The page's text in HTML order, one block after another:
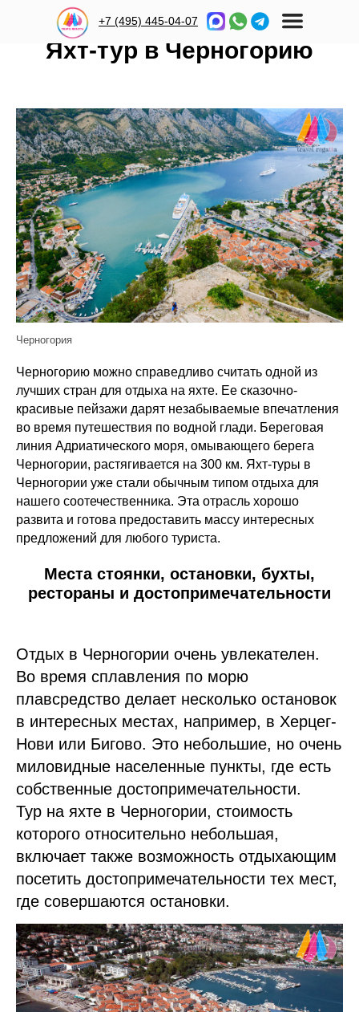
+7 (495) 445-04-07
Яхт-тур в Черногорию
Черногория
Черногорию можно справедливо считать одной из
лучших стран для отдыха на яхте. Ее сказочно-
красивые пейзажи дарят незабываемые впечатления
во время путешествия по водной глади. Береговая
линия Адриатического моря, омывающего берега
Черногории, растягивается на 300 км. Яхт-туры в
Черногории уже стали обычным типом отдыха для
нашего соотечественника. Эта отрасль хорошо
развита и готова предоставить массу интересных
предложений для любого туриста.
Места стоянки, остановки, бухты,
рестораны и достопримечательности
Отдых в Черногории очень увлекателен.
Во время сплавления по морю
плавсредство делает несколько остановок
в интересных местах, например, в Херцег-
Нови или Бигово. Это небольшие, но очень
миловидные населенные пункты, где есть
собственные достопримечательности.
Тур на яхте в Черногории, стоимость
которого относительно небольшая,
включает также возможность отдыхающим
посетить достопримечательности тех мест,
где совершаются остановки.